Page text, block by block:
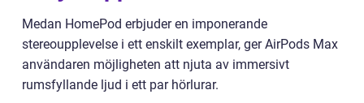
Medan HomePod erbjuder en imponerande
stereoupplevelse i ett enskilt exemplar, ger AirPods Max
användaren möjligheten att njuta av immersivt
rumsfyllande ljud i ett par hörlurar.